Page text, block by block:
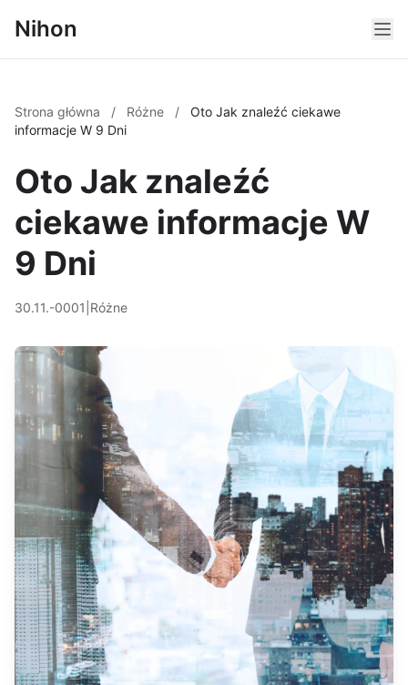
Nihon
Strona główna / Różne /
Oto Jak znaleźć ciekawe
informacje W 9 Dni
Oto Jak znaleźć
ciekawe informacje W
9 Dni
30.11.-0001 Różne